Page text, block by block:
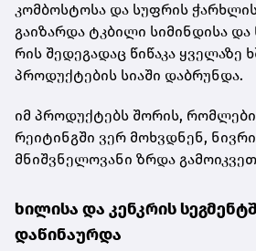
კომბოსტოსა და სუფრის ჭარხლის
გაიზარდა ტკბილი სიმინდისა და
რის შედეგადაც წიწაკა ყველაზე
პროდუქტების სიაში დაბრუნდა.
იმ პროდუქტებს შორის,
რეიტინგში ვერ მოხვდნენ,
მნიშვნელოვანი ზრდა
ხილისა და კენკრის
დაწინაურდა